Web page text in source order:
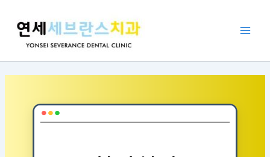
건
너
색